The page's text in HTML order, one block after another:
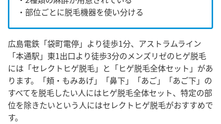
・部位ごとに脱毛機器を使い分ける
広島電鉄「袋町電停」より徒歩1分、アストラムライン
「本通駅」東1出口より徒歩3分のメンズリゼのヒゲ脱毛
には「セレクトヒゲ脱毛」と「ヒゲ脱毛全体セット」があ
ります。「頬・もみあげ」「鼻下」「あご」「あご下」の
すべてを脱毛したい人にはヒゲ脱毛全体セット、特定の部
位を除きたいという人にはセレクトヒゲ脱毛がおすすめで
す。